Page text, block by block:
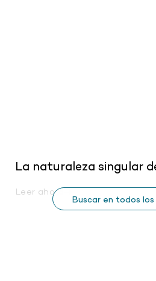
La naturaleza singular
Leer ahora
Buscar en todos